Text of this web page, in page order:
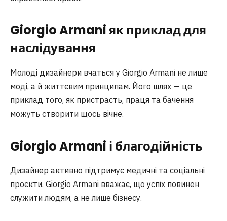
Giorgio Armani як приклад для
наслідування
Молоді дизайнери вчаться у Giorgio Armani не лише
моді, а й життєвим принципам. Його шлях — це
приклад того, як пристрасть, праця та бачення
можуть створити щось вічне.
Giorgio Armani і благодійність
Дизайнер активно підтримує медичні та соціальні
проєкти. Giorgio Armani вважає, що успіх повинен
служити людям, а не лише бізнесу.